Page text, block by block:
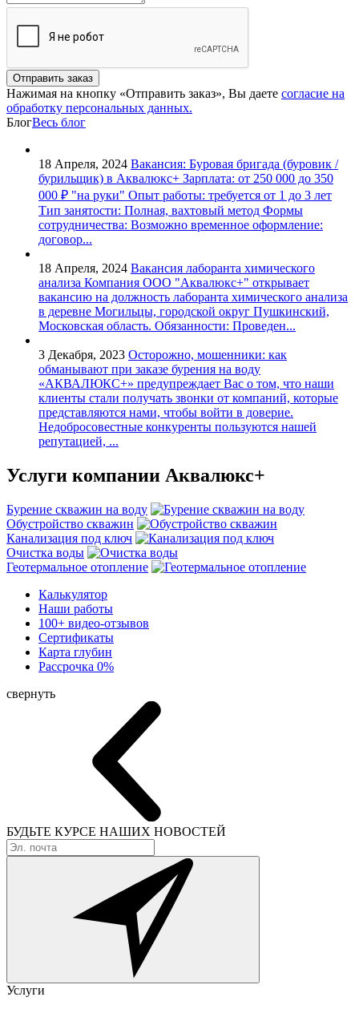
Отправить заказ
Нажимая на кнопку «Отправить заказ», Вы даете согласие на
обработку персональных данных.
БлогВесь блог
18 Апреля, 2024 Вакансия: Буровая бригада (буровик /
бурильщик) в Аквалюкс+ Зарплата: от 250 000 до 350
000 ₽ "на руки" Опыт работы: требуется от 1 до 3 лет
Тип занятости: Полная, вахтовый метод Формы
сотрудничества: Возможно временное оформление:
договор...
18 Апреля, 2024 Вакансия лаборанта химического
анализа Компания ООО "Аквалюкс+" открывает
вакансию на должность лаборанта химического анализа
в деревне Могильцы, городской округ Пушкинский,
Московская область. Обязанности: Проведен...
3 Декабря, 2023 Осторожно, мошенники: как
обманывают при заказе бурения на воду
«АКВАЛЮКС+» предупреждает Вас о том, что наши
клиенты стали получать звонки от компаний, которые
представляются нами, чтобы войти в доверие.
Недобросовестные конкуренты пользуются нашей
репутацией, ...
Услуги компании Аквалюкс+
Бурение скважин на воду
Обустройство скважин
Канализация под ключ
Очистка воды
Геотермальное отопление
Калькулятор
Наши работы
100+ видео-отзывов
Сертификаты
Карта глубин
Рассрочка 0%
свернуть
БУДЬТЕ КУРСЕ НАШИХ НОВОСТЕЙ
Услуги